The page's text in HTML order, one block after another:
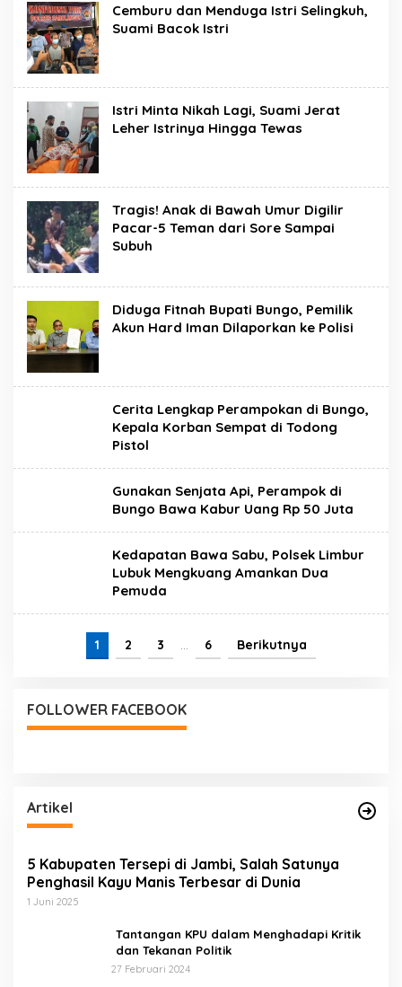
Cemburu dan Menduga Istri Selingkuh,
Suami Bacok Istri
Istri Minta Nikah Lagi, Suami Jerat
Leher Istrinya Hingga Tewas
Tragis! Anak di Bawah Umur Digilir
Pacar-5 Teman dari Sore Sampai
Subuh
Diduga Fitnah Bupati Bungo, Pemilik
Akun Hard Iman Dilaporkan ke Polisi
Cerita Lengkap Perampokan di Bungo,
Kepala Korban Sempat di Todong
Pistol
Gunakan Senjata Api, Perampok di
Bungo Bawa Kabur Uang Rp 50 Juta
Kedapatan Bawa Sabu, Polsek Limbur
Lubuk Mengkuang Amankan Dua
Pemuda
1 2 3 … 6 Berikutnya
FOLLOWER FACEBOOK
Artikel
5 Kabupaten Tersepi di Jambi, Salah Satunya
Penghasil Kayu Manis Terbesar di Dunia
1 Juni 2025
Tantangan KPU dalam Menghadapi Kritik
dan Tekanan Politik
27 Februari 2024